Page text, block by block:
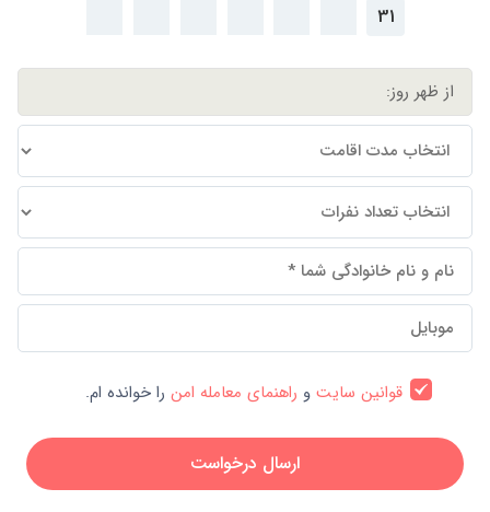
31
قوانین سایتو راهنمای معامله امنرا خوانده ام.
ارسال درخواست